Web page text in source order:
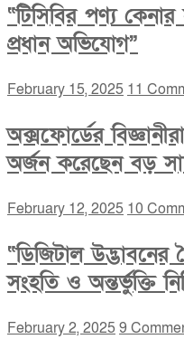
“টিসিবির পণ্য
প্রধান অভিযোগ”
February 15, 2025 11
অক্সফোর্ডের
অর্জন করেছেন বড়
February 12, 2025 10
“ডিজিটাল
সংহতি ও অন্তর্ভুক্তি
February 2, 20259